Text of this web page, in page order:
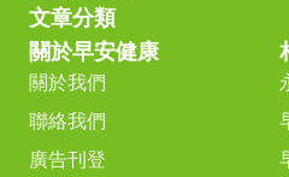
文章分類
關於早安健康
關於我們
聯絡我們
廣告刊登